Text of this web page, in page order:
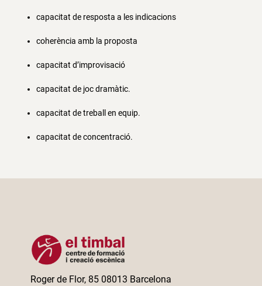
capacitat de resposta a les indicacions
coherència amb la proposta
capacitat d’improvisació
capacitat de joc dramàtic.
capacitat de treball en equip.
capacitat de concentració.
Roger de Flor, 85 08013 Barcelona